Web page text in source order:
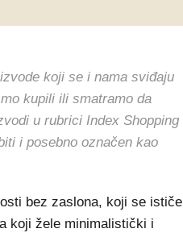
koji se i nama sviđaju
kupili ili smatramo da
u rubrici Index Shopping
i posebno označen kao
bez zaslona, koji se ističe
koji žele minimalistički i